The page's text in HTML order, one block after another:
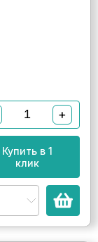
+
Купить в 1
клик